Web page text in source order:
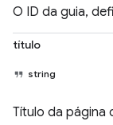
O ID da guia,
título
string
Título da página